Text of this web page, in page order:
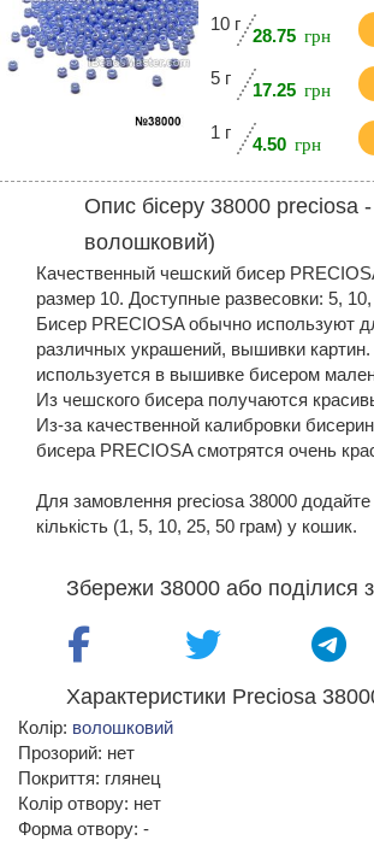
10 г
28.75
5 г
17.25
1 г
4.50
Опис бісеру 38000 preciosa -
волошковий)
Качественный чешский бисер
размер 10. Доступные развесовки: 5,
Бисер PRECIOSA обычно используют
различных украшений, вышивки
используется в вышивке бисером
Из чешского бисера получаются
Из-за качественной калибровки
бисера PRECIOSA смотрятся очень
Для замовлення preciosa 38000 додайте
кількість (1, 5, 10, 25, 50 грам) у кошик.
Збережи 38000 або поділися
Характеристики Preciosa
Колір: волошковий
Прозорий: нет
Покриття: глянец
Колір отвору: нет
Форма отвору: -